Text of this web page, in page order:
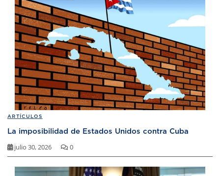
ARTÍCULOS
La imposibilidad de Estados Unidos contra Cuba
julio 30, 2026 0